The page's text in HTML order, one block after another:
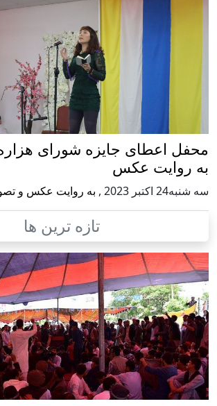
جایزه شورای هزاره های
عکس
,به روایت عکس و تصویر
تازه ترین ها